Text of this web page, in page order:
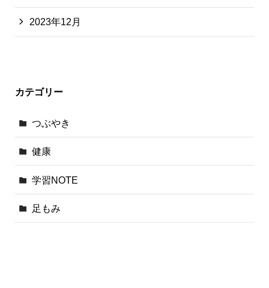
2023年12月
カテゴリー
つぶやき
健康
学習NOTE
足もみ